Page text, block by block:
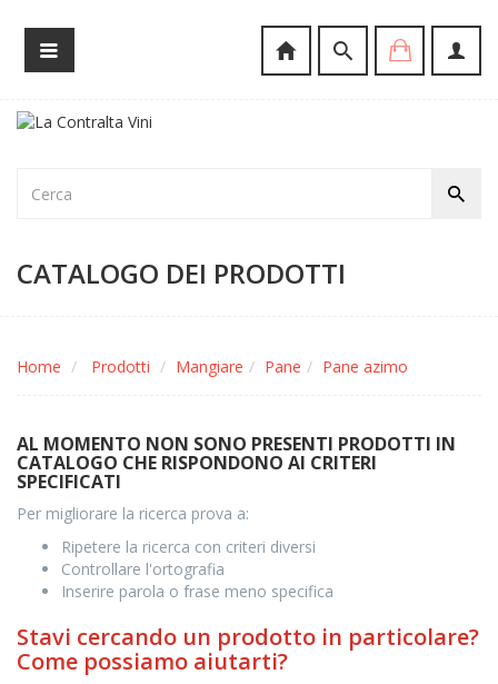
CATALOGO DEI PRODOTTI
Home Prodotti Mangiare Pane Pane azimo
AL MOMENTO NON SONO PRESENTI PRODOTTI IN
CATALOGO CHE RISPONDONO AI CRITERI
SPECIFICATI
Per migliorare la ricerca prova a:
Ripetere la ricerca con criteri diversi
Controllare l'ortografia
Inserire parola o frase meno specifica
Stavi cercando un prodotto in particolare?
Come possiamo aiutarti?